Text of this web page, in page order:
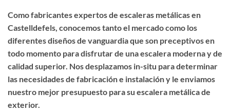
Como fabricantes expertos de escaleras metálicas en
Castelldefels, conocemos tanto el mercado como los
diferentes diseños de vanguardia que son preceptivos en
todo momento para disfrutar de una escalera moderna y de
calidad superior. Nos desplazamos in-situ para determinar
las necesidades de fabricación e instalación y le enviamos
nuestro mejor presupuesto para su escalera metálica de
exterior.